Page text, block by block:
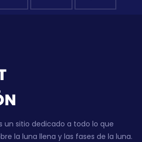
un sitio dedicado a todo lo que
la luna llena y las fases de la luna.